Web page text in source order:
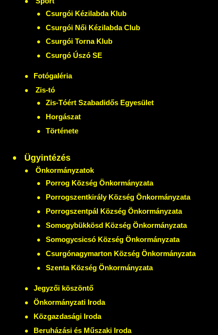
Csurgói Kézilabda Klub
Csurgói Női Kézilabda Club
Csurgói Torna Klub
Csurgó Úszó SE
Fotógaléria
Zis-tó
Zis-Tóért Szabadidős Egyesület
Horgászat
Története
Ügyintézés
Önkormányzatok
Porrog Község Önkormányzata
Porrogszentkirály Község Önkormányzata
Porrogszentpál Község Önkormányzata
Somogybükkösd Község Önkormányzata
Somogycsicsó Község Önkormányzata
Csurgónagymarton Község Önkormányzata
Szenta Község Önkormányzata
Jegyzői köszöntő
Önkormányzati Iroda
Közgazdasági Iroda
Beruházási és Műszaki Iroda